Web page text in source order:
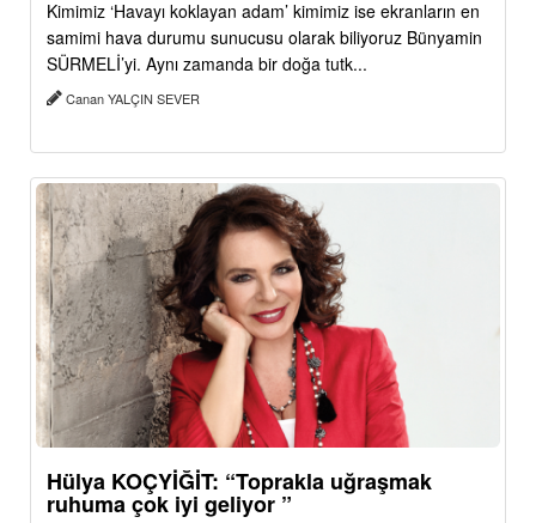
Kimimiz ‘Havayı koklayan adam’ kimimiz ise ekranların en
samimi hava durumu sunucusu olarak biliyoruz Bünyamin
SÜRMELİ’yi. Aynı zamanda bir doğa tutk...
Canan YALÇIN SEVER
Hülya KOÇYİĞİT: “Toprakla uğraşmak
ruhuma çok iyi geliyor ”